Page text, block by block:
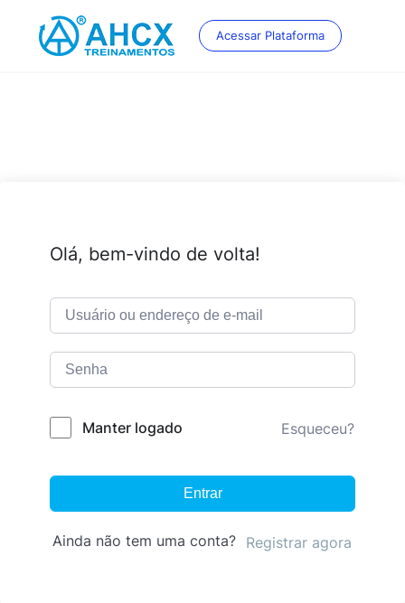
content
Acessar Plataforma
Olá, bem-vindo de volta!
Manter logado Esqueceu?
Entrar
Ainda não tem uma conta? Registrar agora